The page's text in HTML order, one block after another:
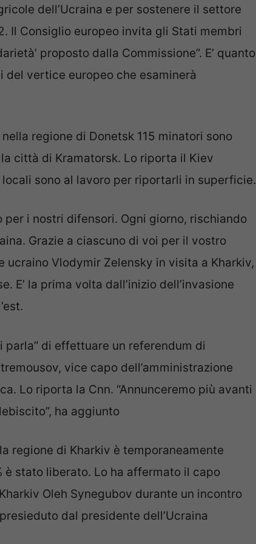
dell’Ucraina e per sostenere il settore
Il Consiglio europeo invita gli Stati membri
proposto dalla Commissione”. E’ quanto
del vertice europeo che esaminerà
regione di Donetsk 115 minatori sono
città di Kramatorsk. Lo riporta il Kiev
sono al lavoro per riportarli in superficie.
per i nostri difensori. Ogni giorno, rischiando
Grazie a ciascuno di voi per il vostro
ucraino Vlodymir Zelensky in visita a Kharkiv,
E’ la prima volta dall’inizio dell’invasione
parla” di effettuare un referendum di
vice capo dell’amministrazione
Lo riporta la Cnn. “Annunceremo più avanti
ha aggiunto
regione di Kharkiv è temporaneamente
stato liberato. Lo ha affermato il capo
Oleh Synegubov durante un incontro
dal presidente dell’Ucraina